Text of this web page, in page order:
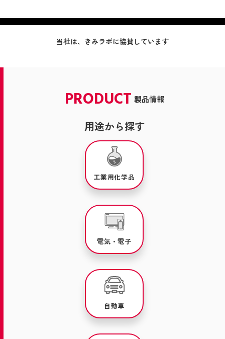
当社は、きみラボに協賛しています
製品情報
PRODUCT
用途から探す
工業用化学品
電気・電子
自動車